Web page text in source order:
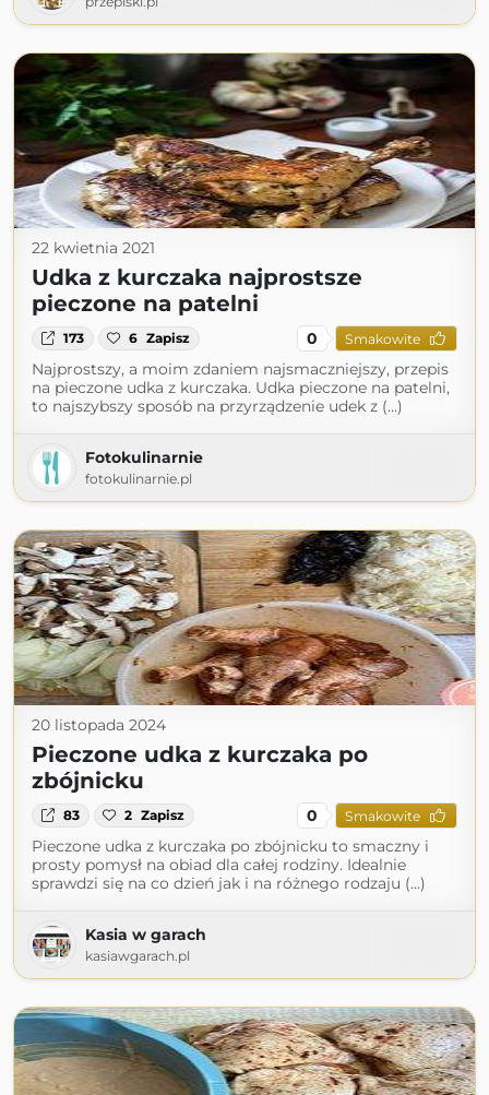
22 kwietnia 2021
Udka z kurczaka najprostsze
pieczone na patelni
173 6 Zapisz 0 Smakowite
Najprostszy, a moim zdaniem najsmaczniejszy, przepis
na pieczone udka z kurczaka. Udka pieczone na patelni,
to najszybszy sposób na przyrządzenie udek z (...)
Fotokulinarnie
fotokulinarnie.pl
20 listopada 2024
Pieczone udka z kurczaka po
zbójnicku
83 2 Zapisz 0 Smakowite
Pieczone udka z kurczaka po zbójnicku to smaczny i
prosty pomysł na obiad dla całej rodziny. Idealnie
sprawdzi się na co dzień jak i na różnego rodzaju (...)
Kasia w garach
kasiawgarach.pl